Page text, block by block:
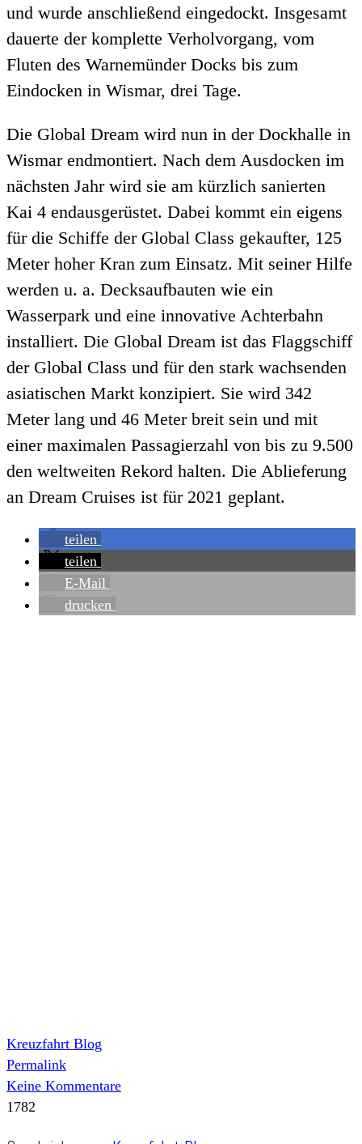
und wurde anschließend eingedockt. Insgesamt
dauerte der komplette Verholvorgang, vom
Fluten des Warnemünder Docks bis zum
Eindocken in Wismar, drei Tage.
Die Global Dream wird nun in der Dockhalle in
Wismar endmontiert. Nach dem Ausdocken im
nächsten Jahr wird sie am kürzlich sanierten
Kai 4 endausgerüstet. Dabei kommt ein eigens
für die Schiffe der Global Class gekaufter, 125
Meter hoher Kran zum Einsatz. Mit seiner Hilfe
werden u. a. Decksaufbauten wie ein
Wasserpark und eine innovative Achterbahn
installiert. Die Global Dream ist das Flaggschiff
der Global Class und für den stark wachsenden
asiatischen Markt konzipiert. Sie wird 342
Meter lang und 46 Meter breit sein und mit
einer maximalen Passagierzahl von bis zu 9.500
den weltweiten Rekord halten. Die Ablieferung
an Dream Cruises ist für 2021 geplant.
teilen
teilen
E-Mail
drucken
Kreuzfahrt Blog
Permalink
Keine Kommentare
1782